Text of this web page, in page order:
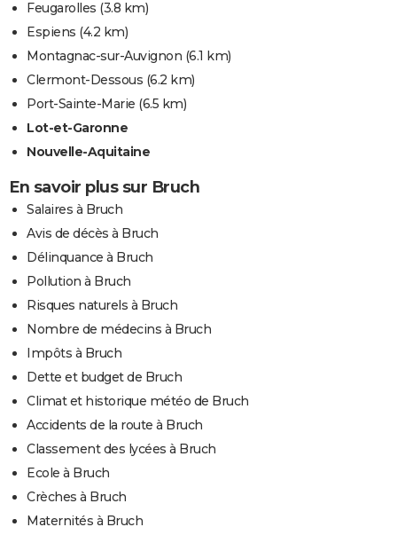
Feugarolles (3.8 km)
Espiens (4.2 km)
Montagnac-sur-Auvignon (6.1 km)
Clermont-Dessous (6.2 km)
Port-Sainte-Marie (6.5 km)
Lot-et-Garonne
Nouvelle-Aquitaine
En savoir plus sur Bruch
Salaires à Bruch
Avis de décès à Bruch
Délinquance à Bruch
Pollution à Bruch
Risques naturels à Bruch
Nombre de médecins à Bruch
Impôts à Bruch
Dette et budget de Bruch
Climat et historique météo de Bruch
Accidents de la route à Bruch
Classement des lycées à Bruch
Ecole à Bruch
Crèches à Bruch
Maternités à Bruch